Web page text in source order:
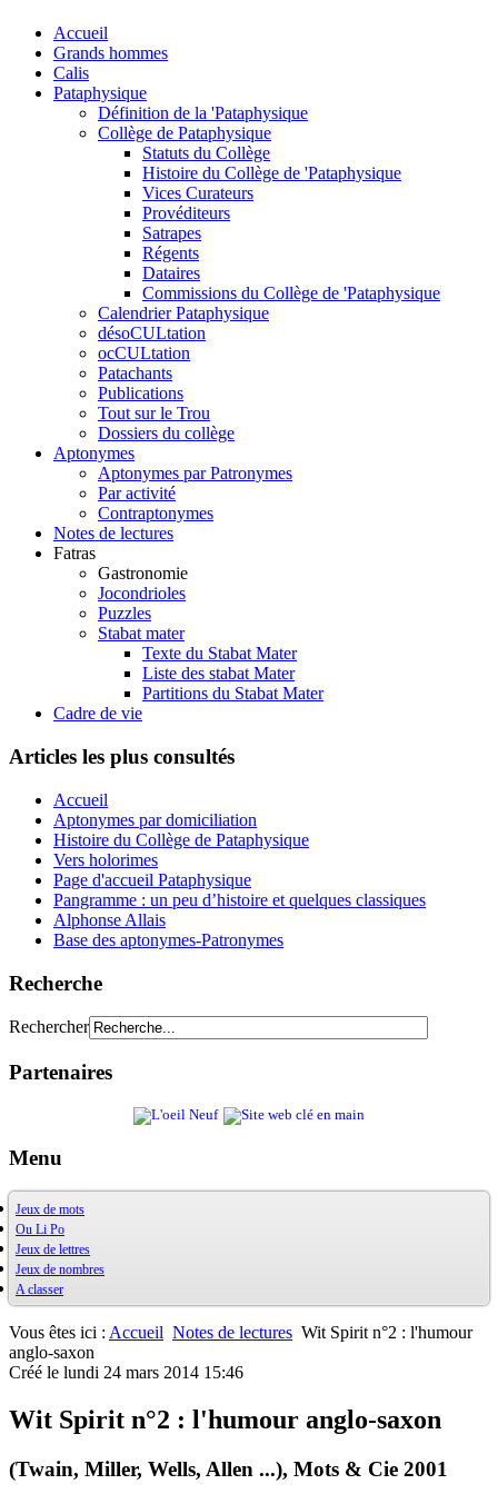
Accueil
Grands hommes
Calis
Pataphysique
Définition de la 'Pataphysique
Collège de Pataphysique
Statuts du Collège
Histoire du Collège de 'Pataphysique
Vices Curateurs
Provéditeurs
Satrapes
Régents
Dataires
Commissions du Collège de 'Pataphysique
Calendrier Pataphysique
désoCULtation
ocCULtation
Patachants
Publications
Tout sur le Trou
Dossiers du collège
Aptonymes
Aptonymes par Patronymes
Par activité
Contraptonymes
Notes de lectures
Fatras
Gastronomie
Jocondrioles
Puzzles
Stabat mater
Texte du Stabat Mater
Liste des stabat Mater
Partitions du Stabat Mater
Cadre de vie
Articles les plus consultés
Accueil
Aptonymes par domiciliation
Histoire du Collège de Pataphysique
Vers holorimes
Page d'accueil Pataphysique
Pangramme : un peu d’histoire et quelques classiques
Alphonse Allais
Base des aptonymes-Patronymes
Recherche
Rechercher
Partenaires
Menu
Jeux de mots
OuXPo
Contrepets
Palindromes
Jeux de mots divers
Récréamots
Glossaire des figures de style
Chansonnances
Anaphore
Ou Li Po
OuLiPo
Base de la Bibliothèque Oulipienne
Oulipiens
G. Perec
Bibliographie
Alphabet
Ecrit par des oulipiens
Jeux de lettres
Jeux de nombres
Ludimath
Base Ludimath
Ludimaths : bibliographie
Nombres premiers
Carrés magiques
A classer
Vous êtes ici : Accueil Notes de lectures Wit Spirit n°2 : l'humour
anglo-saxon
Créé le lundi 24 mars 2014 15:46
Wit Spirit n°2 : l'humour anglo-saxon
(Twain, Miller, Wells, Allen ...), Mots & Cie 2001